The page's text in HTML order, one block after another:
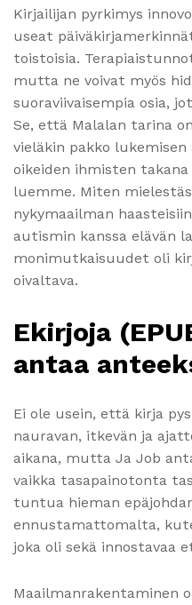
Kirjailijan pyrkimys
useat
toistoisia.
mutta ne voivat myös
suoraviivaisempia osia,
Se, että Malalan tarina
vieläkin pakko
oikeiden ihmisten
luemme. Miten
nykymaailman
autismin kanssa elävän
monimutkaisuudet oli
oivaltava.
Ekirjoja
antaa
Ei ole usein, että kirja
nauravan, itkevän ja
aikana, mutta Ja Job
vaikka tasapainotonta
tuntua hieman
ennustamattomalta,
joka oli sekä innostavaa
Maailmanrakentaminen